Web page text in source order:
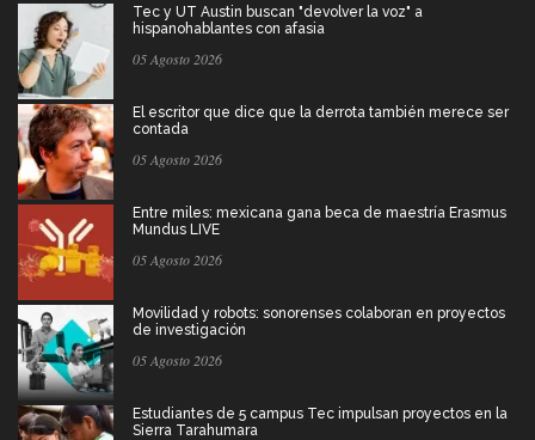
Tec y UT Austin buscan "devolver la voz" a
hispanohablantes con afasia
05 Agosto 2026
El escritor que dice que la derrota también merece ser
contada
05 Agosto 2026
Entre miles: mexicana gana beca de maestría Erasmus
Mundus LIVE
05 Agosto 2026
Movilidad y robots: sonorenses colaboran en proyectos
de investigación
05 Agosto 2026
Estudiantes de 5 campus Tec impulsan proyectos en la
Sierra Tarahumara